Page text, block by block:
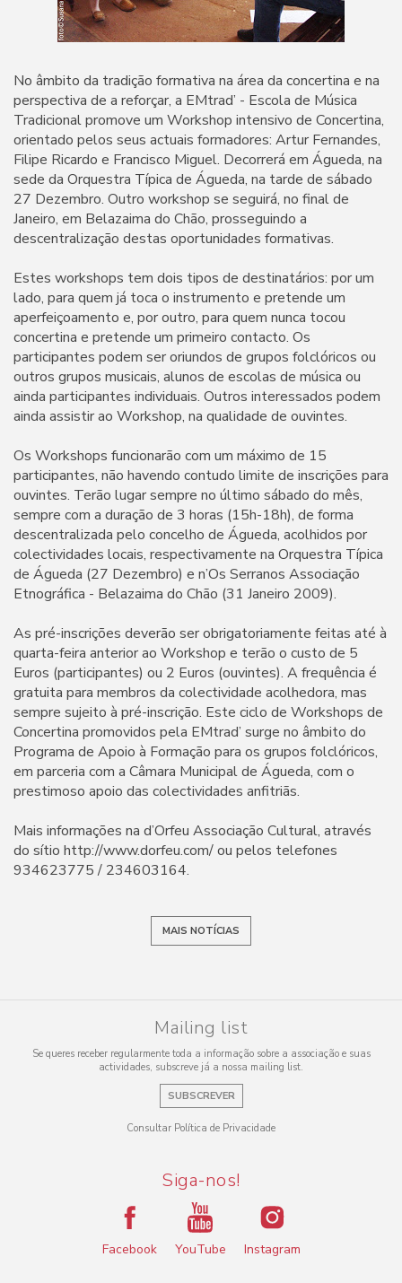
No âmbito da tradição formativa na área da concertina e na
perspectiva de a reforçar, a EMtrad’ - Escola de Música
Tradicional promove um Workshop intensivo de Concertina,
orientado pelos seus actuais formadores: Artur Fernandes,
Filipe Ricardo e Francisco Miguel. Decorrerá em Águeda, na
sede da Orquestra Típica de Águeda, na tarde de sábado
27 Dezembro. Outro workshop se seguirá, no final de
Janeiro, em Belazaima do Chão, prosseguindo a
descentralização destas oportunidades formativas.
Estes workshops tem dois tipos de destinatários: por um
lado, para quem já toca o instrumento e pretende um
aperfeiçoamento e, por outro, para quem nunca tocou
concertina e pretende um primeiro contacto. Os
participantes podem ser oriundos de grupos folclóricos ou
outros grupos musicais, alunos de escolas de música ou
ainda participantes individuais. Outros interessados podem
ainda assistir ao Workshop, na qualidade de ouvintes.
Os Workshops funcionarão com um máximo de 15
participantes, não havendo contudo limite de inscrições para
ouvintes. Terão lugar sempre no último sábado do mês,
sempre com a duração de 3 horas (15h-18h), de forma
descentralizada pelo concelho de Águeda, acolhidos por
colectividades locais, respectivamente na Orquestra Típica
de Águeda (27 Dezembro) e n’Os Serranos Associação
Etnográfica - Belazaima do Chão (31 Janeiro 2009).
As pré-inscrições deverão ser obrigatoriamente feitas até à
quarta-feira anterior ao Workshop e terão o custo de 5
Euros (participantes) ou 2 Euros (ouvintes). A frequência é
gratuita para membros da colectividade acolhedora, mas
sempre sujeito à pré-inscrição. Este ciclo de Workshops de
Concertina promovidos pela EMtrad’ surge no âmbito do
Programa de Apoio à Formação para os grupos folclóricos,
em parceria com a Câmara Municipal de Águeda, com o
prestimoso apoio das colectividades anfitriãs.
Mais informações na d’Orfeu Associação Cultural, através
do sítio http://www.dorfeu.com/ ou pelos telefones
934623775 / 234603164.
MAIS NOTÍCIAS
Mailing list
Se queres receber regularmente toda a informação sobre a associação e suas
actividades, subscreve já a nossa mailing list.
SUBSCREVER
Consultar Política de Privacidade
Siga-nos!
Facebook YouTube Instagram